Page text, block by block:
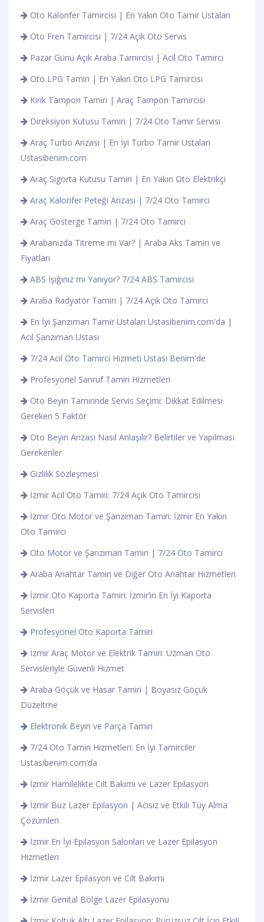
Oto Kalorifer Tamircisi | En Yakın Oto Tamir Ustaları
Oto Fren Tamircisi | 7/24 Açık Oto Servis
Pazar Günü Açık Araba Tamircisi | Acil Oto Tamirci
Oto LPG Tamiri | En Yakın Oto LPG Tamircisi
Kırık Tampon Tamiri | Araç Tampon Tamircisi
Direksiyon Kutusu Tamiri | 7/24 Oto Tamir Servisi
Araç Turbo Arızası | En İyi Turbo Tamir Ustaları
Ustasibenim.com
Araç Sigorta Kutusu Tamiri | En Yakın Oto Elektrikçi
Araç Kalorifer Peteği Arızası | 7/24 Oto Tamirci
Araç Gösterge Tamiri | 7/24 Oto Tamirci
Arabanızda Titreme mi Var? | Araba Aks Tamiri ve
Fiyatları
ABS Işığınız mı Yanıyor? 7/24 ABS Tamircisi
Araba Radyatör Tamiri | 7/24 Açık Oto Tamirci
En İyi Şanzıman Tamir Ustaları Ustasibenim.com'da |
Acil Şanzıman Ustası
7/24 Acil Oto Tamirci Hizmeti Ustası Benim'de
Profesyonel Sanruf Tamiri Hizmetleri
Oto Beyin Tamirinde Servis Seçimi: Dikkat Edilmesi
Gereken 5 Faktör
Oto Beyin Arızası Nasıl Anlaşılır? Belirtiler ve Yapılması
Gerekenler
Gizlilik Sözleşmesi
İzmir Acil Oto Tamiri: 7/24 Açık Oto Tamircisi
İzmir Oto Motor ve Şanzıman Tamiri: İzmir En Yakın
Oto Tamirci
Oto Motor ve Şanzıman Tamiri | 7/24 Oto Tamirci
Araba Anahtar Tamiri ve Diğer Oto Anahtar Hizmetleri
İzmir Oto Kaporta Tamiri: İzmir’in En İyi Kaporta
Servisleri
Profesyonel Oto Kaporta Tamiri
İzmir Araç Motor ve Elektrik Tamiri: Uzman Oto
Servisleriyle Güvenli Hizmet
Araba Göçük ve Hasar Tamiri | Boyasız Göçük
Düzeltme
Elektronik Beyin ve Parça Tamiri
7/24 Oto Tamiri Hizmetleri: En İyi Tamirciler
Ustasibenim.com’da
İzmir Hamilelikte Cilt Bakımı ve Lazer Epilasyon
İzmir Buz Lazer Epilasyon | Acısız ve Etkili Tüy Alma
Çözümleri
İzmir En İyi Epilasyon Salonları ve Lazer Epilasyon
Hizmetleri
İzmir Lazer Epilasyon ve Cilt Bakımı
İzmir Genital Bölge Lazer Epilasyonu